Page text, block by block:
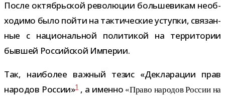
После октябрь­ской рево­лю­ции боль­ше­ви­кам необ­
хо­димо было пойти на так­ти­че­ские уступки, свя­зан­
ные с наци­о­наль­ной поли­ти­кой на тер­ри­то­рии
быв­шей Российской Империи.
Так, наи­бо­лее важ­ный тезис «Декларации прав
наро­дов России»1, а именно «Право наро­дов России на